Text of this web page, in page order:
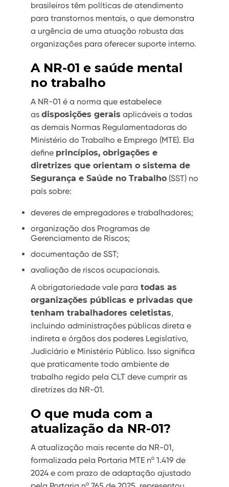
brasileiros têm políticas de atendimento
para transtornos mentais, o que demonstra
a urgência de uma atuação robusta das
organizações para oferecer suporte interno.
A NR-01 e saúde mental
no trabalho
A NR-01 é a norma que estabelece
as disposições gerais aplicáveis a todas
as demais Normas Regulamentadoras do
Ministério do Trabalho e Emprego (MTE). Ela
define princípios, obrigações e
diretrizes que orientam o sistema de
Segurança e Saúde no Trabalho (SST) no
país sobre:
deveres de empregadores e trabalhadores;
organização dos Programas de
Gerenciamento de Riscos;
documentação de SST;
avaliação de riscos ocupacionais.
A obrigatoriedade vale para todas as
organizações públicas e privadas que
tenham trabalhadores celetistas,
incluindo administrações públicas direta e
indireta e órgãos dos poderes Legislativo,
Judiciário e Ministério Público. Isso significa
que praticamente todo ambiente de
trabalho regido pela CLT deve cumprir as
diretrizes da NR-01.
O que muda com a
atualização da NR-01?
A atualização mais recente da NR-01,
formalizada pela Portaria MTE nº 1.419 de
2024 e com prazo de adaptação ajustado